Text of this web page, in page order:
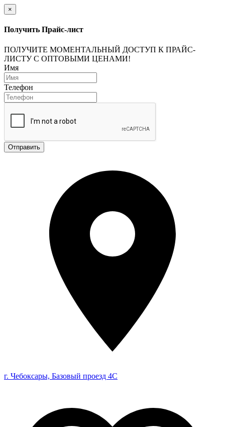
×
Получить Прайс-лист
ПОЛУЧИТЕ МОМЕНТАЛЬНЫЙ ДОСТУП К ПРАЙС-
ЛИСТУ С ОПТОВЫМИ ЦЕНАМИ!
Имя
Телефон
Отправить
г. Чебоксары, Базовый проезд 4С